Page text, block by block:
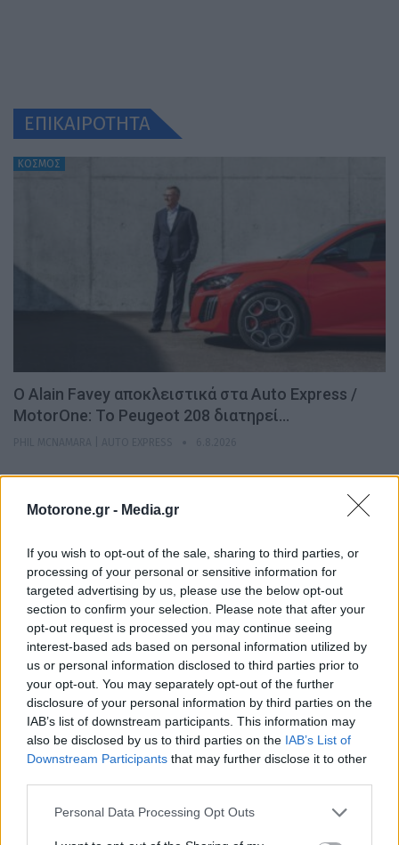
Motorone.gr - Media.gr
If you wish to opt-out of the sale, sharing to third parties, or
processing of your personal or sensitive information for
targeted advertising by us, please use the below opt-out
section to confirm your selection. Please note that after your
opt-out request is processed you may continue seeing
interest-based ads based on personal information utilized by
us or personal information disclosed to third parties prior to
your opt-out. You may separately opt-out of the further
disclosure of your personal information by third parties on the
IAB’s list of downstream participants. This information may
also be disclosed by us to third parties on the IAB’s List of
Downstream Participants that may further disclose it to other
Personal Data Processing Opt Outs
ΕΠΙΚΑΙΡΟΤΗΤΑ
ΚΟΣΜΟΣ
Ο Alain Favey αποκλειστικά στα Auto Express /
MotorOne: Το Peugeot 208 διατηρεί…
Motor Oil: Δωρεά πυροσβεστικών οχημάτων και
εξοπλισμού στον δήμο Αγίου Βασιλείου
NEWSROOM 6.8.2026